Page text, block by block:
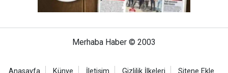
Merhaba Haber © 2003